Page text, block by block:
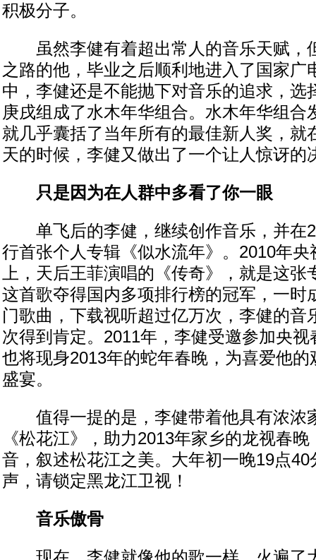
积极分子。
虽然李健有着超出常人的音乐天赋，
之路的他，毕业之后顺利地进入了国家广
中，李健还是不能抛下对音乐的追求，选
庚戌组成了水木年华组合。水木年华组合
就几乎囊括了当年所有的最佳新人奖，就
天的时候，李健又做出了一个让人惊讶的
只是因为在人群中多看了你一眼
单飞后的李健，继续创作音乐，并在
行首张个人专辑《似水流年》。2010年央
上，天后王菲演唱的《传奇》，就是这张
这首歌夺得国内多项排行榜的冠军，一时
门歌曲，下载视听超过亿万次，李健的音
次得到肯定。2011年，李健受邀参加央
也将现身2013年的蛇年春晚，为喜爱他
盛宴。
值得一提的是，李健带着他具有浓浓
《松花江》，助力2013年家乡的龙视春
音，叙述松花江之美。大年初一晚19点
声，请锁定黑龙江卫视！
音乐傲骨